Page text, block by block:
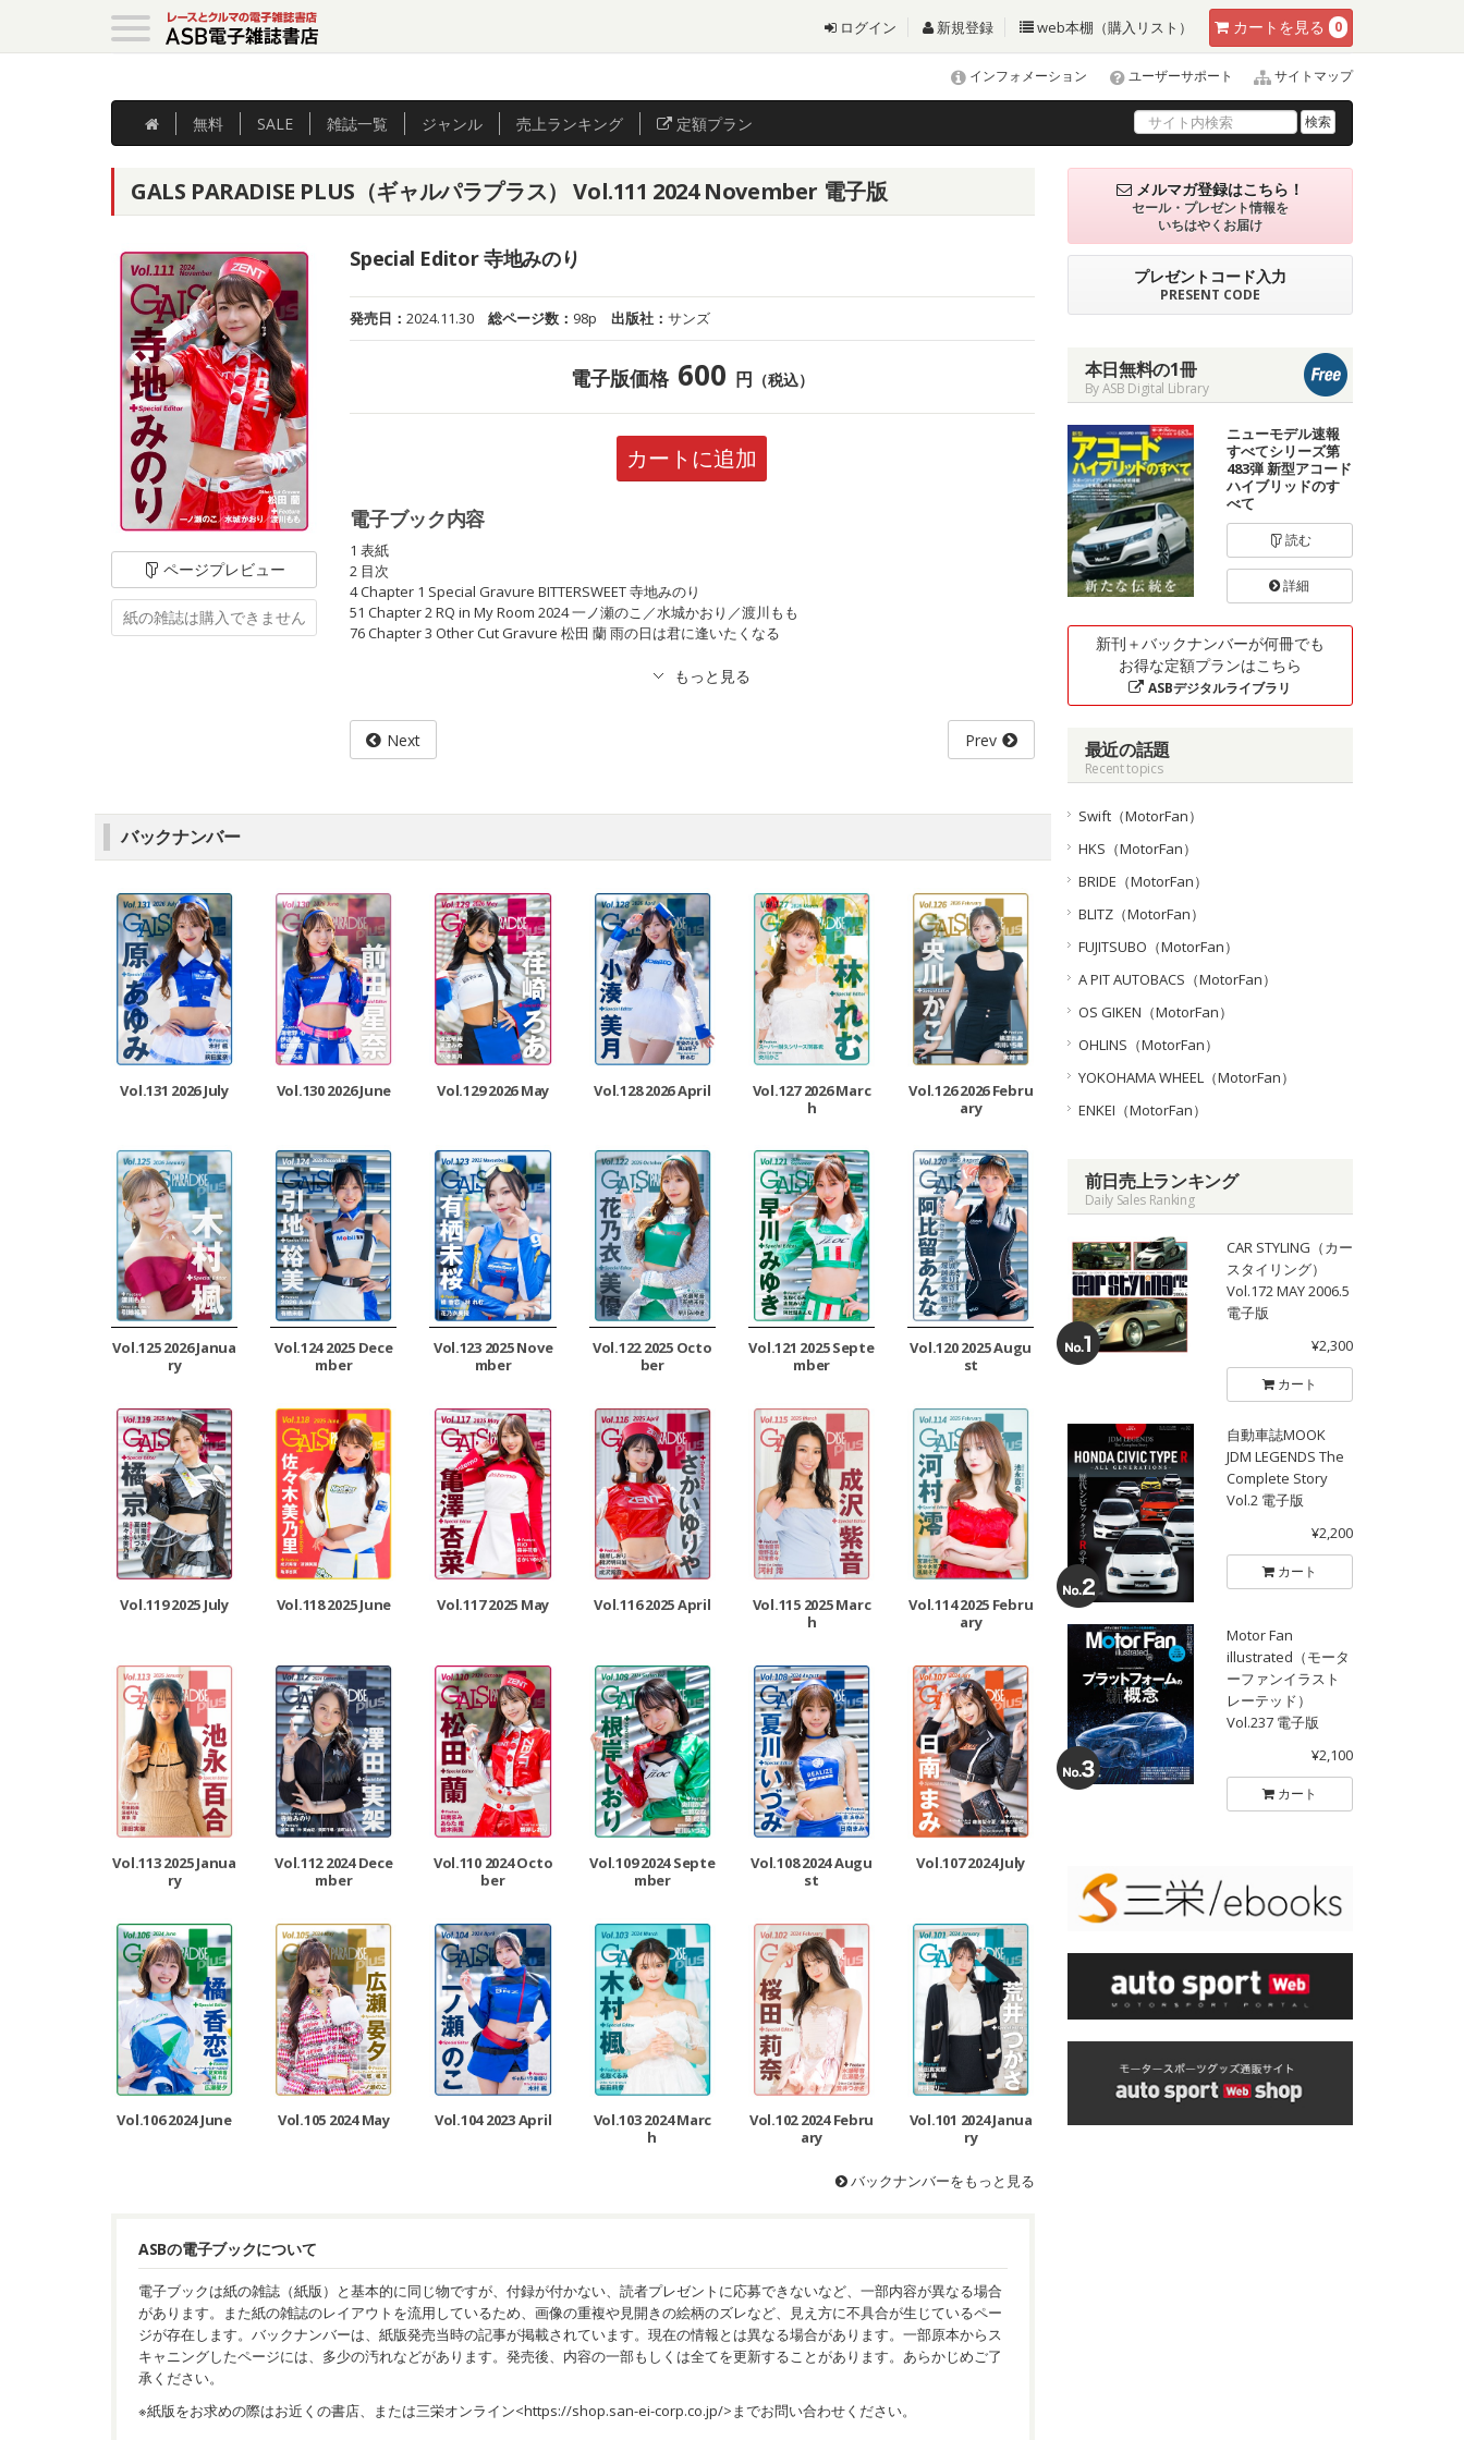
カート を見る 0
ログイン 新規登録 web本棚（購入リスト）
インフォメーション ユーザーサポート サイトマップ
無料 SALE 雑誌一覧 ジャンル 売上ランキング 定額プラン 検索
GALS PARADISE PLUS（ギャルパラプラス） Vol.111 2024 November 電子版
ページプレビュー
紙の雑誌は購入できません
Special Editor 寺地みのり
発売日：2024.11.30 総ページ数： 98p 出版社：サンズ
電子版価格 600 円 （税込）
カートに追加
電子ブック内容
1 表紙
2 目次
4 Chapter 1 Special Gravure BITTERSWEET 寺地みのり
51 Chapter 2 RQ in My Room 2024 一ノ瀬のこ／水城かおり／渡川もも
76 Chapter 3 Other Cut Gravure 松田 蘭 雨の日は君に逢いたくなる
Next Prev
バックナンバー
Vol.131 2026 July Vol.130 2026 June Vol.129 2026 May Vol.128 2026 April
Vol.127 2026 Marc
h
Vol.126 2026 Febru
ary
Vol.125 2026 Janua
ry
Vol.124 2025 Dece
mber
Vol.123 2025 Nove
mber
Vol.122 2025 Octo
ber
Vol.121 2025 Septe
mber
Vol.120 2025 Augu
st
Vol.119 2025 July Vol.118 2025 June Vol.117 2025 May Vol.116 2025 April
Vol.115 2025 Marc
h
Vol.114 2025 Febru
ary
Vol.113 2025 Janua
ry
Vol.112 2024 Dece
mber
Vol.110 2024 Octo
ber
Vol.109 2024 Septe
mber
Vol.108 2024 Augu
st
Vol.107 2024 July
Vol.106 2024 June Vol.105 2024 May Vol.104 2023 April
Vol.103 2024 Marc
h
Vol.102 2024 Febru
ary
Vol.101 2024 Janua
ry
バックナンバーをもっと見る
ASBの電子ブックについて
電子ブックは紙の雑誌（紙版）と基本的に同じ物ですが、付録が付かない、読者プレゼントに応募できないなど、一部内容が異なる場合
があります。また紙の雑誌のレイアウトを流用しているため、画像の重複や見開きの絵柄のズレなど、見え方に不具合が生じているペー
ジが存在します。バックナンバーは、紙版発売当時の記事が掲載されています。現在の情報とは異なる場合があります。一部原本からス
キャニングしたページには、多少の汚れなどがあります。発売後、内容の一部もしくは全てを更新することがあります。あらかじめご了
承ください。
※紙版をお求めの際はお近くの書店、または三栄オンライン<https://shop.san-ei-corp.co.jp/>までお問い合わせください。
メルマガ登録はこちら！
セール・プレゼント情報を
いちはやくお届け
プレゼントコード入力
PRESENT CODE
本日無料の1冊
By ASB Digital Library
ニューモデル速報
すべてシリーズ第
483弾 新型アコード
ハイブリッドのす
べて
読む
詳細
新刊＋バックナンバーが何冊でも
お得な定額プランはこちら
ASBデジタルライブラリ
最近の話題
Recent topics
Swift（MotorFan）
HKS（MotorFan）
BRIDE（MotorFan）
BLITZ（MotorFan）
FUJITSUBO（MotorFan）
A PIT AUTOBACS（MotorFan）
OS GIKEN（MotorFan）
OHLINS（MotorFan）
YOKOHAMA WHEEL（MotorFan）
ENKEI（MotorFan）
前日売上ランキング
Daily Sales Ranking
CAR STYLING（カー
スタイリング）
Vol.172 MAY 2006.5
電子版
¥2,300
カート
自動車誌MOOK
JDM LEGENDS The
Complete Story
Vol.2 電子版
¥2,200
カート
Motor Fan
illustrated（モータ
ーファンイラスト
レーテッド）
Vol.237 電子版
¥2,100
カート